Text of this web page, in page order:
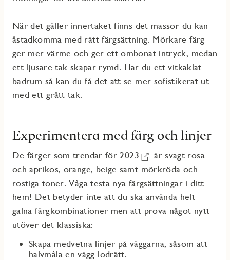
När det gäller innertaket finns det massor du kan
åstadkomma med rätt färgsättning. Mörkare färg
ger mer värme och ger ett ombonat intryck, medan
ett ljusare tak skapar rymd. Har du ett vitkaklat
badrum så kan du få det att se mer sofistikerat ut
med ett grått tak.
Experimentera med färg och linjer
De färger somtrendar för 2023
är svagt rosa
och aprikos, orange, beige samt mörkröda och
rostiga toner.Våga testa nya färgsättningari ditt
hem! Det betyder inte att du ska använda helt
galna färgkombinationer men att prova något nytt
utöver det klassiska:
Skapa medvetna linjer på väggarna, såsom att
halvmåla en vägg lodrätt.